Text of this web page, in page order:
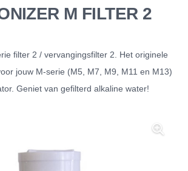
M FILTER 2
filter 2 / vervangingsfilter 2. Het originele
jouw M-serie (M5, M7, M9, M11 en M13)
Geniet van gefilterd alkaline water!